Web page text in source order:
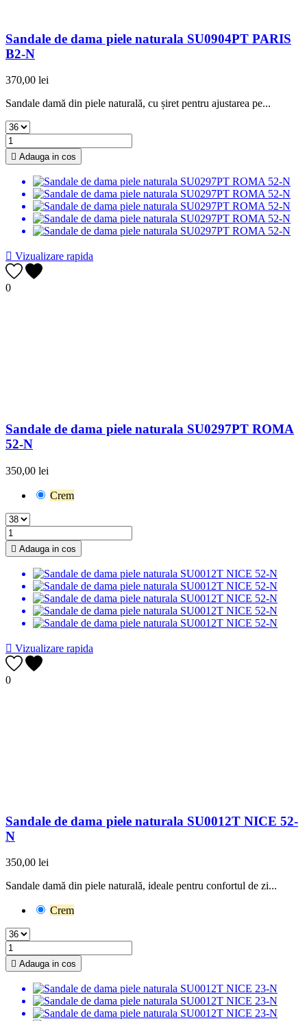
Sandale de dama piele naturala SU0904PT PARIS
B2-N
370,00 lei
Sandale damă din piele naturală, cu șiret pentru ajustarea pe...
 Adauga in cos
 Vizualizare rapida
0
Sandale de dama piele naturala SU0297PT ROMA
52-N
350,00 lei
Crem
 Adauga in cos
 Vizualizare rapida
0
Sandale de dama piele naturala SU0012T NICE 52-
N
350,00 lei
Sandale damă din piele naturală, ideale pentru confortul de zi...
Crem
 Adauga in cos